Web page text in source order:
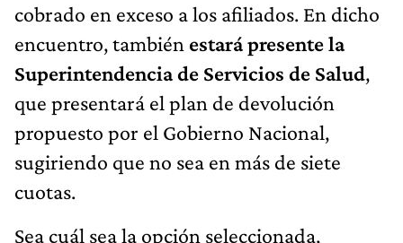
cobrado en exceso a los afiliados. En dicho
encuentro, también estará presente la
Superintendencia de Servicios de Salud,
que presentará el plan de devolución
propuesto por el Gobierno Nacional,
sugiriendo que no sea en más de siete
cuotas.
Sea cuál sea la opción seleccionada,